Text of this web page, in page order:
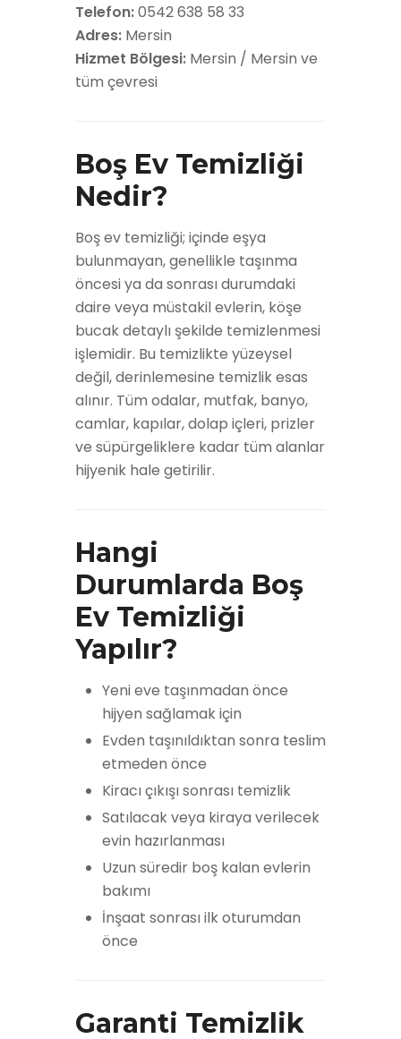
Telefon:0542 638 58 33
Adres: Mersin
Hizmet Bölgesi: Mersin / Mersin ve
tüm çevresi
Boş Ev Temizliği
Nedir?
Boş ev temizliği; içinde eşya
bulunmayan, genellikle taşınma
öncesi ya da sonrası durumdaki
daire veya müstakil evlerin, köşe
bucak detaylı şekilde temizlenmesi
işlemidir. Bu temizlikte yüzeysel
değil, derinlemesine temizlik esas
alınır. Tüm odalar, mutfak, banyo,
camlar, kapılar, dolap içleri, prizler
ve süpürgeliklere kadar tüm alanlar
hijyenik hale getirilir.
Hangi
Durumlarda Boş
Ev Temizliği
Yapılır?
Yeni eve taşınmadan önce
hijyen sağlamak için
Evden taşınıldıktan sonra teslim
etmeden önce
Kiracı çıkışı sonrası temizlik
Satılacak veya kiraya verilecek
evin hazırlanması
Uzun süredir boş kalan evlerin
bakımı
İnşaat sonrası ilk oturumdan
önce
Garanti Temizlik